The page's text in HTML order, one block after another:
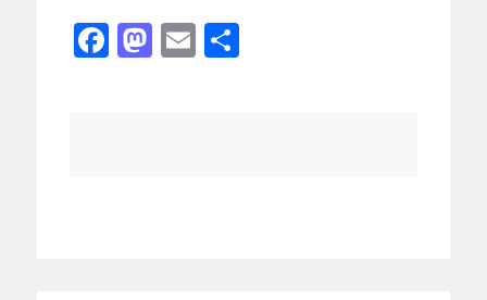
Facebook
Mastodon
EmailCompartir